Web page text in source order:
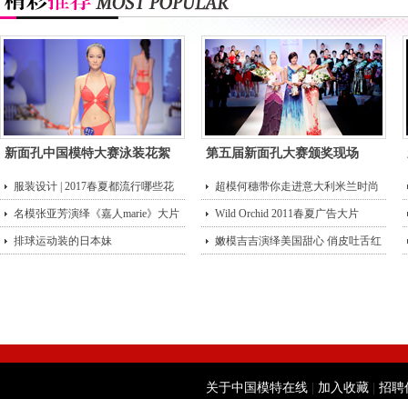
新面孔中国模特大赛泳装花絮 第五届新面孔大赛颁奖现场
服装设计 | 2017春夏都流行哪些花
型？
超模何穗带你走进意大利米兰时尚
街头
名模张亚芳演绎《嘉人marie》大片 Wild Orchid 2011春夏广告大片
排球运动装的日本妹 嫩模吉吉演绎美国甜心 俏皮吐舌红
关于中国模特在线 加入收藏 招聘